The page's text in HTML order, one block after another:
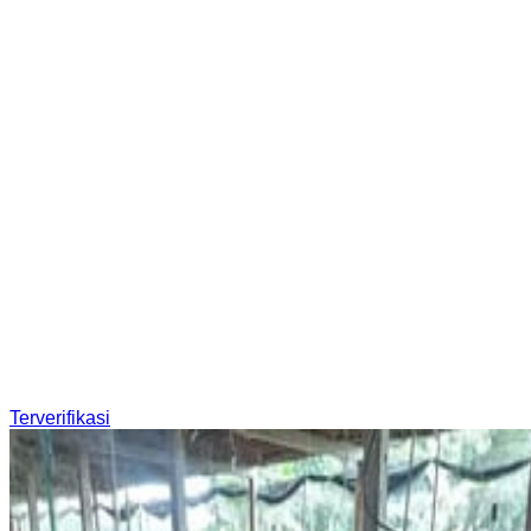
Terverifikasi